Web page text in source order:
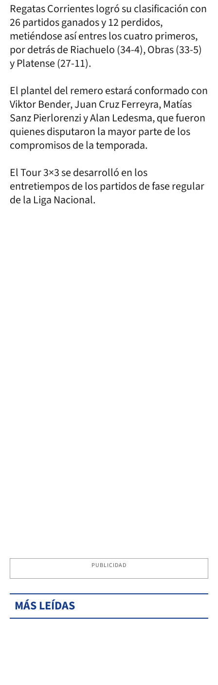
Regatas Corrientes logró su clasificación con
26 partidos ganados y 12 perdidos,
metiéndose así entres los cuatro primeros,
por detrás de Riachuelo (34-4), Obras (33-5)
y Platense (27-11).
El plantel del remero estará conformado con
Viktor Bender, Juan Cruz Ferreyra, Matías
Sanz Pierlorenzi y Alan Ledesma, que fueron
quienes disputaron la mayor parte de los
compromisos de la temporada.
El Tour 3×3 se desarrolló en los
entretiempos de los partidos de fase regular
de la Liga Nacional.
PUBLICIDAD
MÁS LEÍDAS